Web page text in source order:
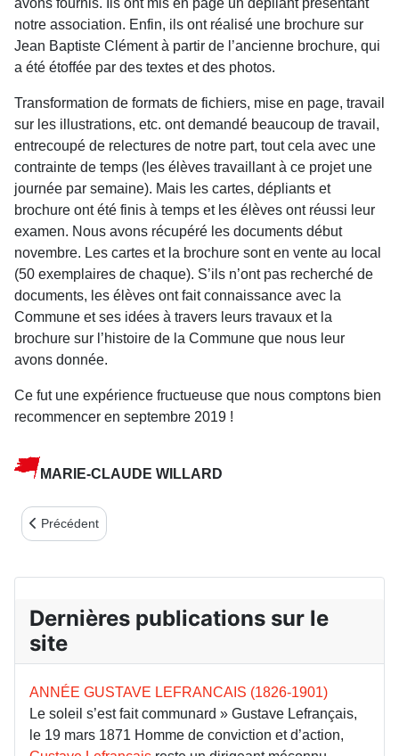
avons fournis. Ils ont mis en page un dépliant présentant
notre association. Enfin, ils ont réalisé une brochure sur
Jean Baptiste Clément à partir de l’ancienne brochure, qui
a été étoffée par des textes et des photos.
Transformation de formats de fichiers, mise en page, travail
sur les illustrations, etc. ont demandé beaucoup de travail,
entrecoupé de relectures de notre part, tout cela avec une
contrainte de temps (les élèves travaillant à ce projet une
journée par semaine). Mais les cartes, dépliants et
brochure ont été finis à temps et les élèves ont réussi leur
examen. Nous avons récupéré les documents début
novembre. Les cartes et la brochure sont en vente au local
(50 exemplaires de chaque). S’ils n’ont pas recherché de
documents, les élèves ont fait connaissance avec la
Commune et ses idées à travers leurs travaux et la
brochure sur l’histoire de la Commune que nous leur
avons donnée.
Ce fut une expérience fructueuse que nous comptons bien
recommencer en septembre 2019 !
MARIE-CLAUDE WILLARD
Article précédent : Nouvelles du Berry (Bulletin 77)
Précédent
Dernières publications sur le
site
ANNÉE GUSTAVE LEFRANCAIS (1826-1901)
Le soleil s’est fait communard » Gustave Lefrançais,
le 19 mars 1871 Homme de conviction et d’action,